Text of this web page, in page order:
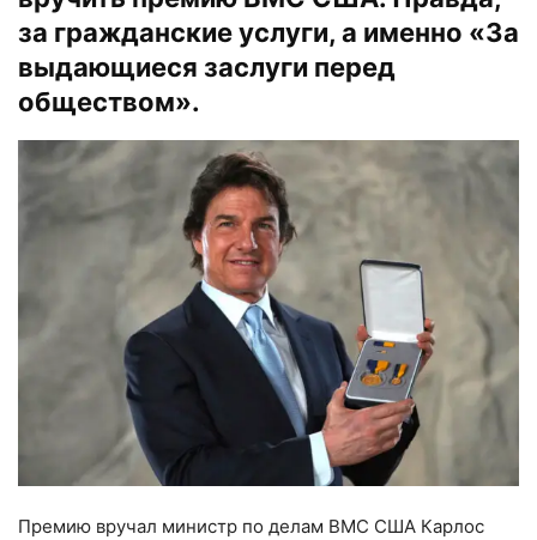
за гражданские услуги, а именно «За
выдающиеся заслуги перед
обществом».
Премию вручал министр по делам ВМС США Карлос